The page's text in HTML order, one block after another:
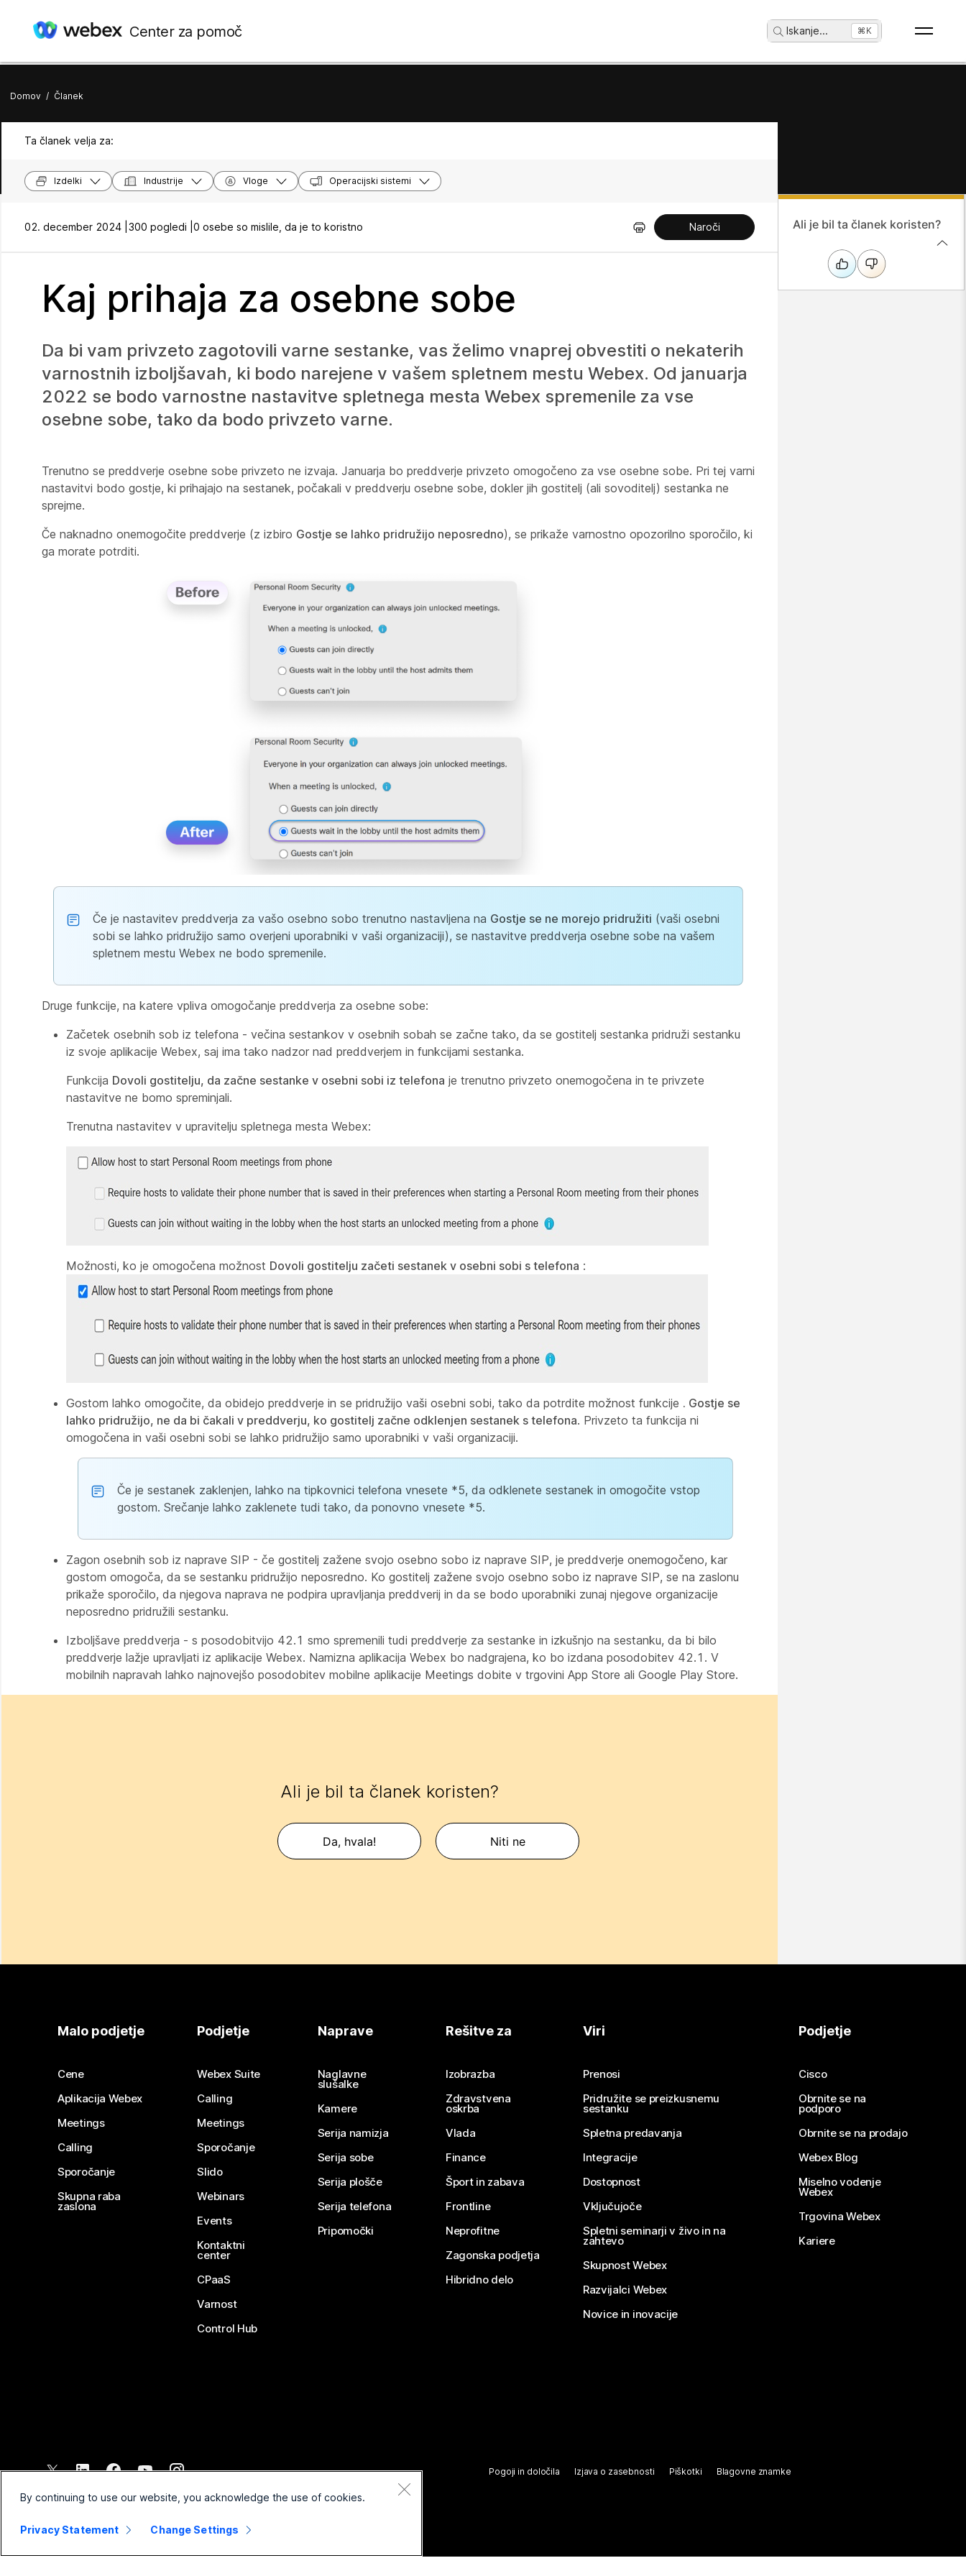
Center za pomoč Iskanje... ⌘K
Domov / Članek
Ta članek velja za:
Izdelki Industrije Vloge Operacijski sistemi
02. december 2024 | 300 pogledi | 0 osebe so mislile, da je to koristno Naroči
Kaj prihaja za osebne sobe
Da bi vam privzeto zagotovili varne sestanke, vas želimo vnaprej obvestiti o nekaterih
varnostnih izboljšavah, ki bodo narejene v vašem spletnem mestu Webex. Od januarja
2022 se bodo varnostne nastavitve spletnega mesta Webex spremenile za vse
osebne sobe, tako da bodo privzeto varne.
Trenutno se preddverje osebne sobe privzeto ne izvaja. Januarja bo preddverje privzeto omogočeno za vse osebne sobe. Pri tej varni
nastavitvi bodo gostje, ki prihajajo na sestanek, počakali v preddverju osebne sobe, dokler jih gostitelj (ali sovoditelj) sestanka ne
sprejme.
Če naknadno onemogočite preddverje (z izbiro Gostje se lahko pridružijo neposredno), se prikaže varnostno opozorilno sporočilo, ki
ga morate potrditi.
Če je nastavitev preddverja za vašo osebno sobo trenutno nastavljena na Gostje se ne morejo pridružiti (vaši osebni
sobi se lahko pridružijo samo overjeni uporabniki v vaši organizaciji), se nastavitve preddverja osebne sobe na vašem
spletnem mestu Webex ne bodo spremenile.
Druge funkcije, na katere vpliva omogočanje preddverja za osebne sobe:
Začetek osebnih sob iz telefona - večina sestankov v osebnih sobah se začne tako, da se gostitelj sestanka pridruži sestanku
iz svoje aplikacije Webex, saj ima tako nadzor nad preddverjem in funkcijami sestanka.
Funkcija Dovoli gostitelju, da začne sestanke v osebni sobi iz telefona je trenutno privzeto onemogočena in te privzete
nastavitve ne bomo spreminjali.
Trenutna nastavitev v upravitelju spletnega mesta Webex:
Možnosti, ko je omogočena možnost Dovoli gostitelju začeti sestanek v osebni sobi s telefona :
Gostom lahko omogočite, da obidejo preddverje in se pridružijo vaši osebni sobi, tako da potrdite možnost funkcije . Gostje se
lahko pridružijo, ne da bi čakali v preddverju, ko gostitelj začne odklenjen sestanek s telefona. Privzeto ta funkcija ni
omogočena in vaši osebni sobi se lahko pridružijo samo uporabniki v vaši organizaciji.
Če je sestanek zaklenjen, lahko na tipkovnici telefona vnesete *5, da odklenete sestanek in omogočite vstop
gostom. Srečanje lahko zaklenete tudi tako, da ponovno vnesete *5.
Zagon osebnih sob iz naprave SIP - če gostitelj zažene svojo osebno sobo iz naprave SIP, je preddverje onemogočeno, kar
gostom omogoča, da se sestanku pridružijo neposredno. Ko gostitelj zažene svojo osebno sobo iz naprave SIP, se na zaslonu
prikaže sporočilo, da njegova naprava ne podpira upravljanja preddverij in da se bodo uporabniki zunaj njegove organizacije
neposredno pridružili sestanku.
Izboljšave preddverja - s posodobitvijo 42.1 smo spremenili tudi preddverje za sestanke in izkušnjo na sestanku, da bi bilo
preddverje lažje upravljati iz aplikacije Webex. Namizna aplikacija Webex bo nadgrajena, ko bo izdana posodobitev 42.1. V
mobilnih napravah lahko najnovejšo posodobitev mobilne aplikacije Meetings dobite v trgovini App Store ali Google Play Store.
Ali je bil ta članek koristen?
Da, hvala! Niti ne
Ali je bil ta članek koristen?
Malo podjetje
Cene
Aplikacija Webex
Meetings
Calling
Sporočanje
Skupna raba
zaslona
Podjetje
Webex Suite
Calling
Meetings
Sporočanje
Slido
Webinars
Events
Kontaktni
center
CPaaS
Varnost
Control Hub
Naprave
Naglavne
slušalke
Kamere
Serija namizja
Serija sobe
Serija plošče
Serija telefona
Pripomočki
Rešitve za
Izobrazba
Zdravstvena
oskrba
Vlada
Finance
Šport in zabava
Frontline
Neprofitne
Zagonska podjetja
Hibridno delo
Viri
Prenosi
Pridružite se preizkusnemu
sestanku
Spletna predavanja
Integracije
Dostopnost
Vključujoče
Spletni seminarji v živo in na
zahtevo
Skupnost Webex
Razvijalci Webex
Novice in inovacije
Podjetje
Cisco
Obrnite se na
podporo
Obrnite se na prodajo
Webex Blog
Miselno vodenje
Webex
Trgovina Webex
Kariere
2026 Cisco in/ali povezane družbe. Vse pravice pridržane.
Pogoji in določila Izjava o zasebnosti Piškotki Blagovne znamke
By continuing to use our website, you acknowledge the use of cookies.
Privacy Statement Change Settings